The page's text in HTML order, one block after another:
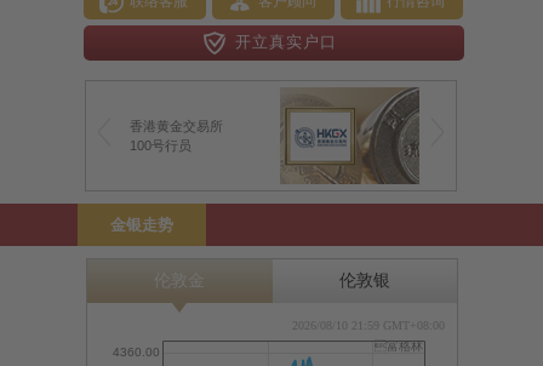
开立真实户口
香港黄金交易所
100号行员
金银走势